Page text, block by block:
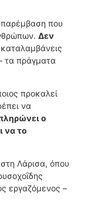
που
Δεν
τα πράγματα
προκαλεί
να
ο
να το
Λάρισα, όπου
εργαζόμενος –